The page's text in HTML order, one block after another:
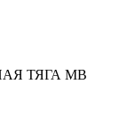
ТЯГА MB